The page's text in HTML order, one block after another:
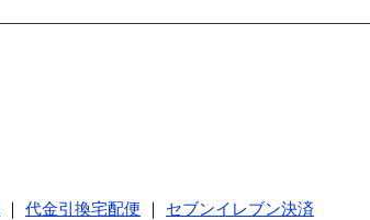
代金引換宅配便
セブンイレブン決済